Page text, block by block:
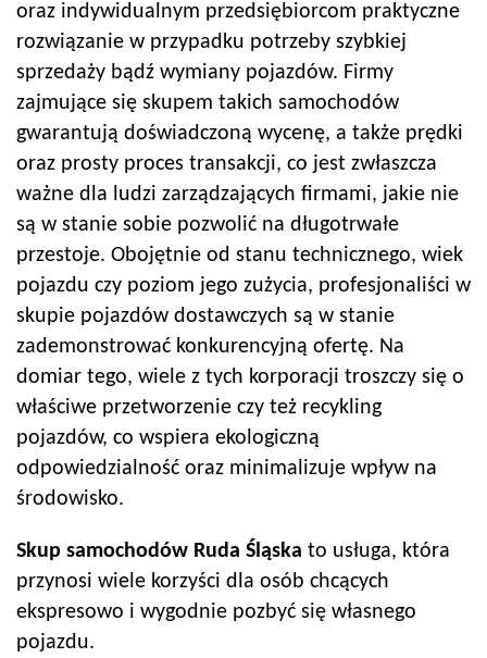
oraz indywidualnym przedsiębiorcom praktyczne
rozwiązanie w przypadku potrzeby szybkiej
sprzedaży bądź wymiany pojazdów. Firmy
zajmujące się skupem takich samochodów
gwarantują doświadczoną wycenę, a także prędki
oraz prosty proces transakcji, co jest zwłaszcza
ważne dla ludzi zarządzających firmami, jakie nie
są w stanie sobie pozwolić na długotrwałe
przestoje. Obojętnie od stanu technicznego, wiek
pojazdu czy poziom jego zużycia, profesjonaliści w
skupie pojazdów dostawczych są w stanie
zademonstrować konkurencyjną ofertę. Na
domiar tego, wiele z tych korporacji troszczy się o
właściwe przetworzenie czy też recykling
pojazdów, co wspiera ekologiczną
odpowiedzialność oraz minimalizuje wpływ na
środowisko.
Skup samochodów Ruda Śląska to usługa, która
przynosi wiele korzyści dla osób chcących
ekspresowo i wygodnie pozbyć się własnego
pojazdu.